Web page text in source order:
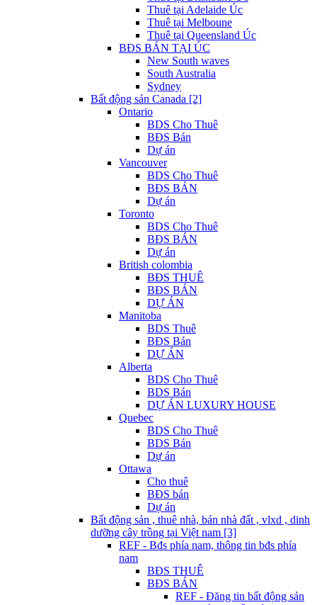
Thuê tại Adelaide Úc
Thuê tại Melboune
Thuê tại Queensland Úc
BĐS BÁN TẠI ÚC
New South waves
South Australia
Sydney
Bất động sản Canada [2]
Ontario
BDS Cho Thuê
BĐS Bán
Dự án
Vancouver
BDS Cho Thuê
BĐS BÁN
Dự án
Toronto
BDS Cho Thuê
BĐS BÁN
Dự án
British colombia
BĐS THUÊ
BĐS BÁN
DỰ ÁN
Manitoba
BDS Thuê
BĐS Bán
DỰ ÁN
Alberta
BDS Cho Thuê
BDS Bán
DỰ ÁN LUXURY HOUSE
Quebec
BDS Cho Thuê
BDS Bán
Dự án
Ottawa
Cho thuê
BĐS bán
Dự án
Bất động sản , thuê nhà, bán nhà đất , vlxd , dinh
dưỡng cây trồng tại Việt nam [3]
REF - Bđs phía nam, thông tin bđs phía
nam
BĐS THUÊ
BĐS BÁN
REF - Đăng tin bất động sản